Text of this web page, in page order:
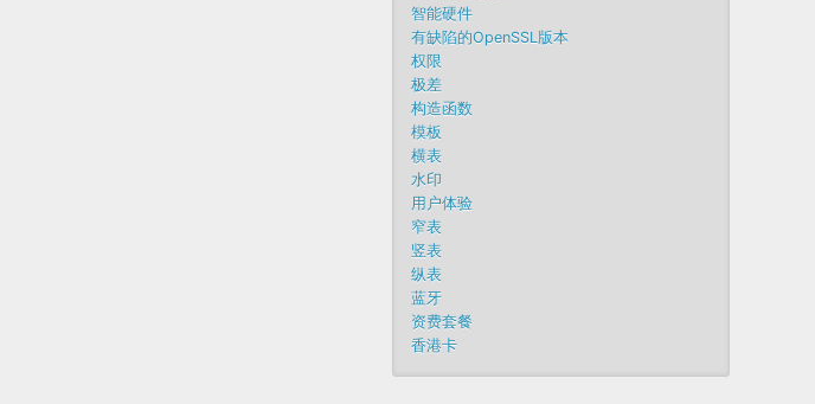
智能硬件
有缺陷的OpenSSL版本
权限
极差
构造函数
模板
横表
水印
用户体验
窄表
竖表
纵表
蓝牙
资费套餐
香港卡